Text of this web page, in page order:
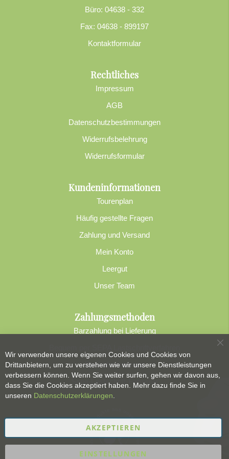
Büro: 04638 - 332
Fax: 04638 - 899197
Kontaktformular
Rechtliches
Impressum
AGB
Datenschutzbestimmungen
Widerrufsbelehrung
Widerrufsformular
Kundeninformationen
Tourenplan
Häufig gestellte Fragen
Zahlung und Versand
Mein Konto
Leergut
Unser Team
Zahlungsmethoden
Barzahlung bei Lieferung
Banküberweisung
Sepa-Lastschrift-Formular
Wir verwenden unsere eigenen Cookies und Cookies von
Drittanbietern, um zu verstehen wie wir unsere Dienstleistungen
verbessern können. Wenn Sie weiter surfen, gehen wir davon aus,
dass Sie die Cookies akzeptiert haben. Mehr dazu finde Sie in
unseren Datenschutzerklärungen
AKZEPTIEREN
EINSTELLUNGEN